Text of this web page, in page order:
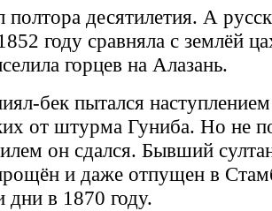
полтора десятилетия. А
году сравняла с землёй
горцев на Алазань.
бек пытался
от штурма Гуниба. Но не
он сдался. Бывший
и даже отпущен в
дни в 1870 году.